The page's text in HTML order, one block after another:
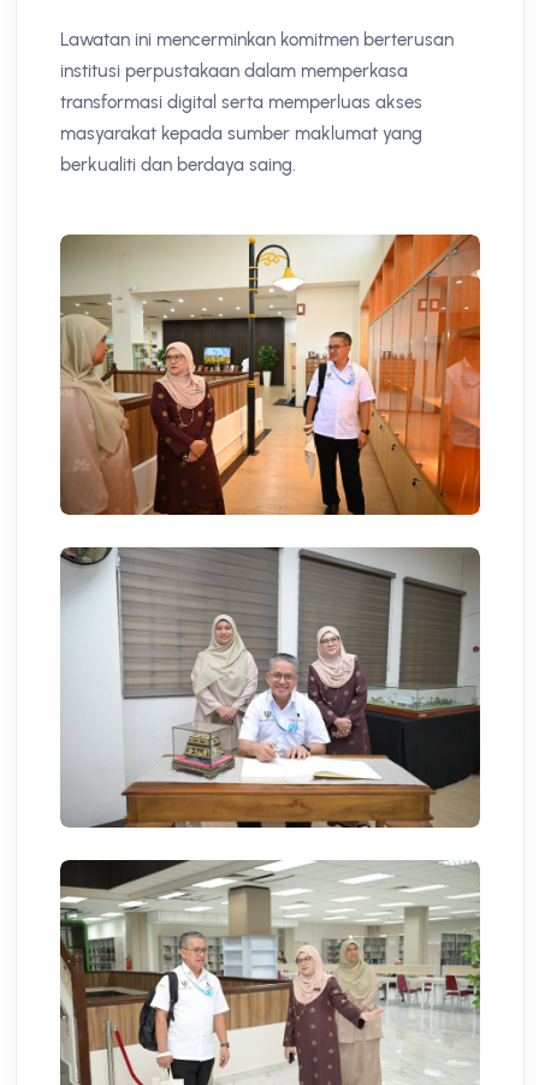
Lawatan ini mencerminkan komitmen berterusan
institusi perpustakaan dalam memperkasa
transformasi digital serta memperluas akses
masyarakat kepada sumber maklumat yang
berkualiti dan berdaya saing.